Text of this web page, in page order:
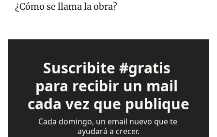
¿Cómo se llama la obra?
Suscribite #gratis
para recibir un mail
cada vez que publique
Cada domingo, un email nuevo que te
ayudará a crecer.